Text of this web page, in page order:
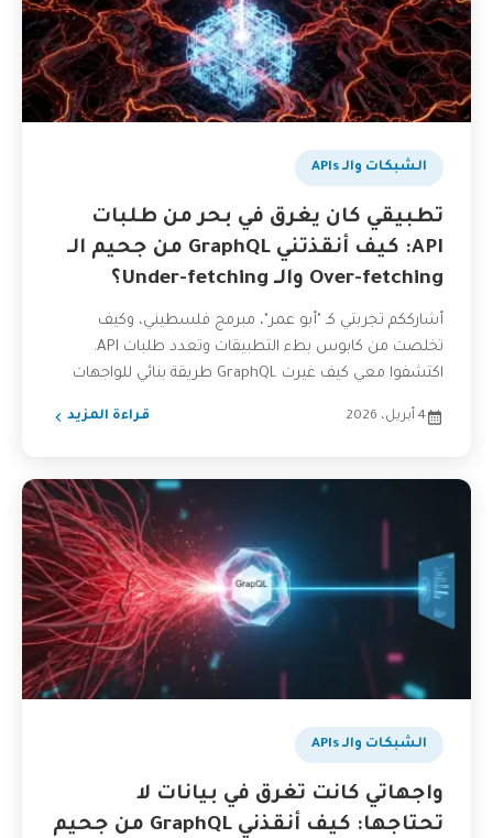
الشبكات والـ APIs
تطبيقي كان يغرق في بحر من طلبات
API: كيف أنقذتني GraphQL من جحيم الـ
Over-fetching والـ Under-fetching؟
أشارككم تجربتي كـ "أبو عمر"، مبرمج فلسطيني، وكيف
تخلصت من كابوس بطء التطبيقات وتعدد طلبات API.
اكتشفوا معي كيف غيرت GraphQL طريقة بنائي للواجهات
4 أبريل، 2026 قراءة المزيد
الشبكات والـ APIs
واجهاتي كانت تغرق في بيانات لا
تحتاجها: كيف أنقذني GraphQL من جحيم